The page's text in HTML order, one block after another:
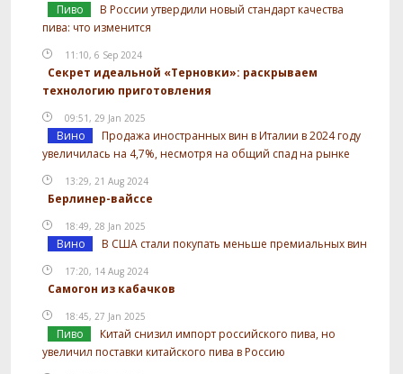
Пиво
В России утвердили новый стандарт качества
пива: что изменится
11:10, 6 Sep 2024
Секрет идеальной «Терновки»: раскрываем
технологию приготовления
09:51, 29 Jan 2025
Вино
Продажа иностранных вин в Италии в 2024 году
увеличилась на 4,7%, несмотря на общий спад на рынке
13:29, 21 Aug 2024
Берлинер-вайссе
18:49, 28 Jan 2025
Вино В США стали покупать меньше премиальных вин
17:20, 14 Aug 2024
Самогон из кабачков
18:45, 27 Jan 2025
Пиво
Китай снизил импорт российского пива, но
увеличил поставки китайского пива в Россию